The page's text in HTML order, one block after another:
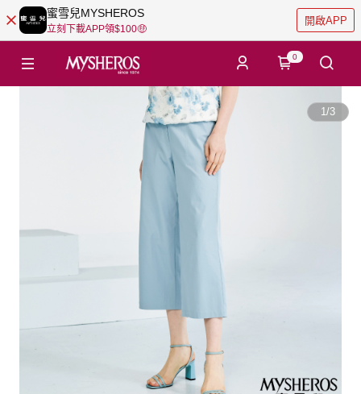
蜜雪兒MYSHEROS
立刻下載APP領$100🤑
開啟APP
0
1/3